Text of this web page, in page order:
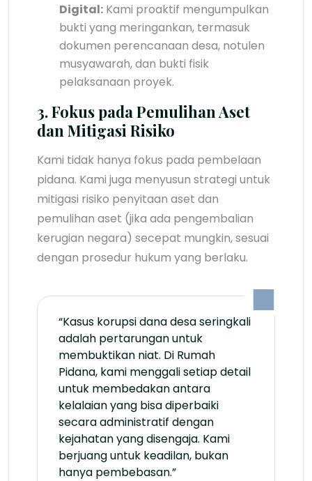
Digital: Kami proaktif mengumpulkan
bukti yang meringankan, termasuk
dokumen perencanaan desa, notulen
musyawarah, dan bukti fisik
pelaksanaan proyek.
3. Fokus pada Pemulihan Aset
dan Mitigasi Risiko
Kami tidak hanya fokus pada pembelaan
pidana. Kami juga menyusun strategi untuk
mitigasi risiko penyitaan aset dan
pemulihan aset (jika ada pengembalian
kerugian negara) secepat mungkin, sesuai
dengan prosedur hukum yang berlaku.
“Kasus korupsi dana desa seringkali
adalah pertarungan untuk
membuktikan niat. Di Rumah
Pidana, kami menggali setiap detail
untuk membedakan antara
kelalaian yang bisa diperbaiki
secara administratif dengan
kejahatan yang disengaja. Kami
berjuang untuk keadilan, bukan
hanya pembebasan.”